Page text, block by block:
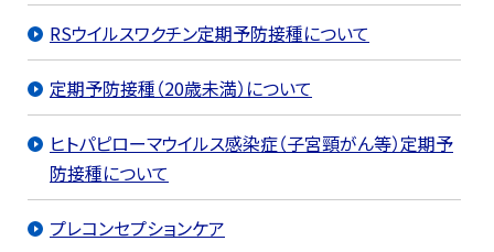
RSウイルスワクチン定期予防接種について
定期予防接種（20歳未満）について
ヒトパピローマウイルス感染症（子宮頸がん等）定期予
防接種について
プレコンセプションケア